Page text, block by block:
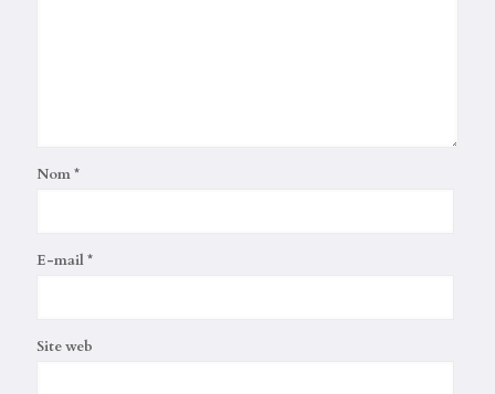
Nom*
E-mail*
Site web